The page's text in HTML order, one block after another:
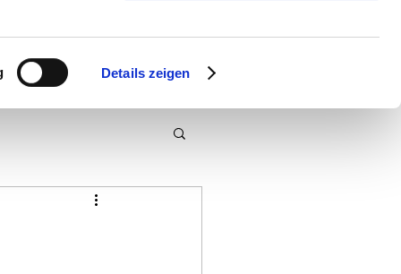
Details zeigen